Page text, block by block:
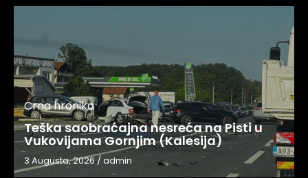
Crna hronika
Teška saobraćajna nesreća na Pisti u
Vukovijama Gornjim (Kalesija)
3 Augusta, 2026/admin